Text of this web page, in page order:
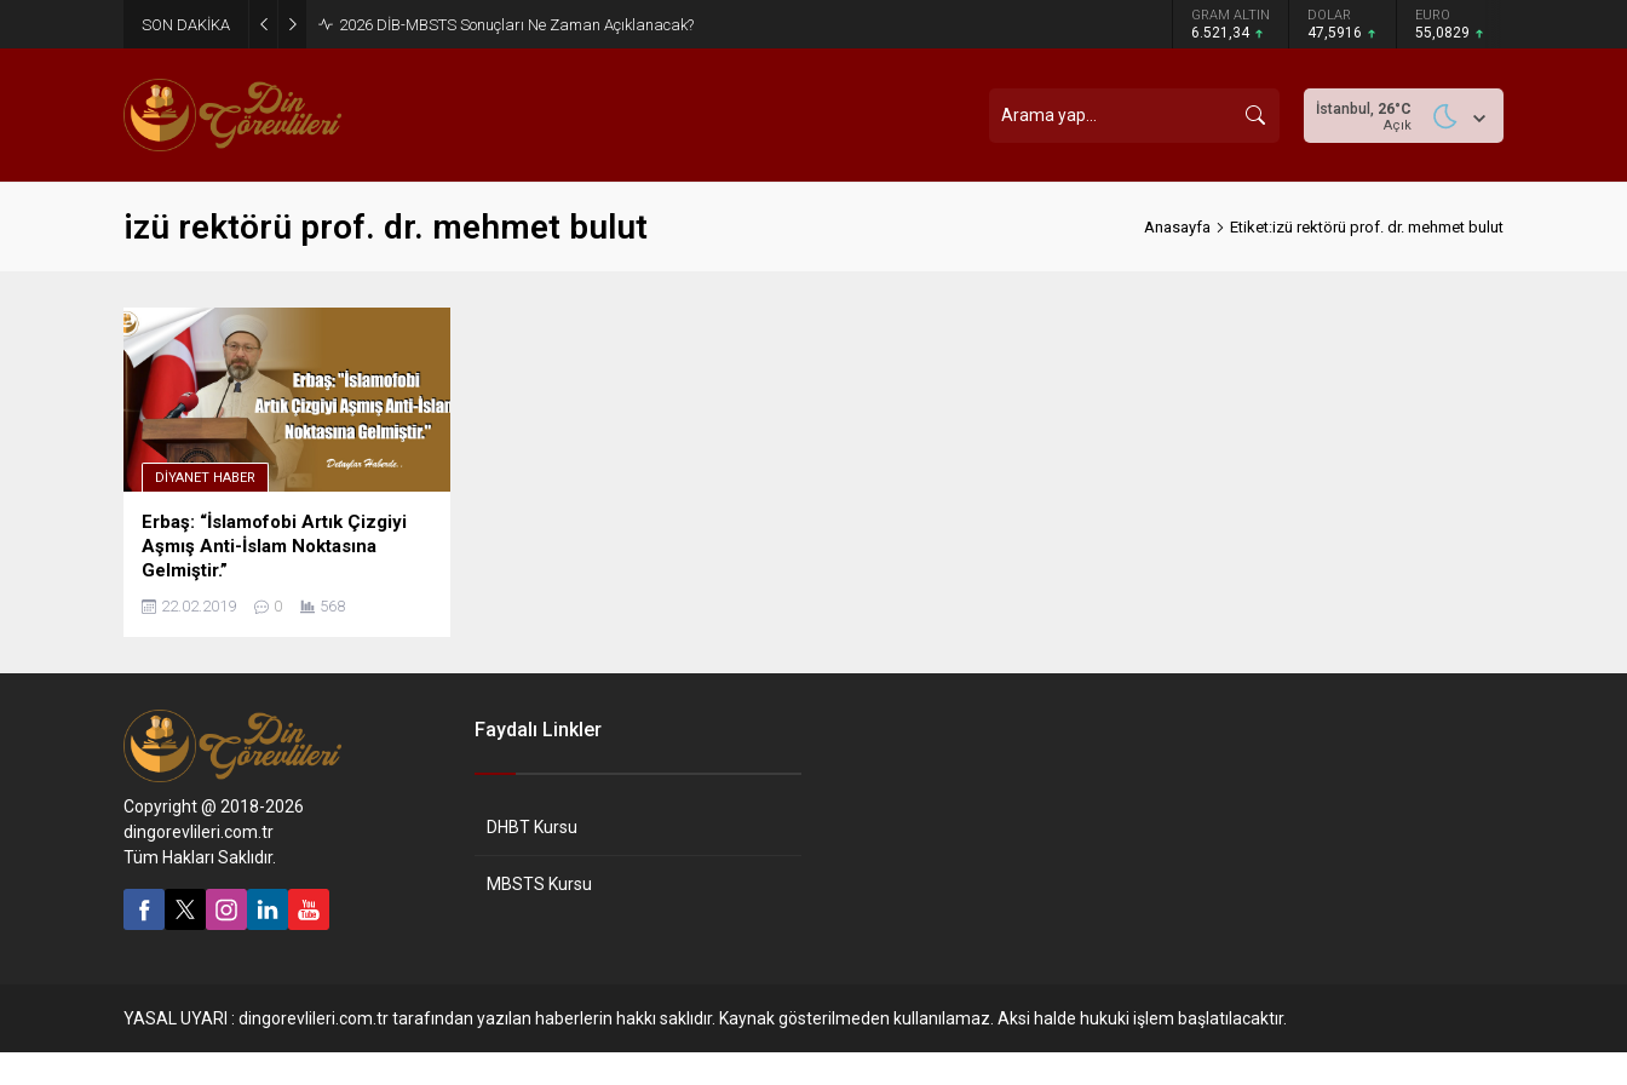
SON DAKİKA 2026 DİB-MBSTS Sonuçları Ne Zaman Açıklanacak? GRAM ALTIN
6.521,34
DOLAR
47,5916
EURO
55,0829
İstanbul, 26°C
Açık
izü rektörü prof. dr. mehmet bulut Anasayfa Etiket:izü rektörü prof. dr. mehmet bulut
DIYANET HABER
Erbaş: “İslamofobi Artık Çizgiyi
Aşmış Anti-İslam Noktasına
Gelmiştir.”
22.02.2019 0 568
Copyright @ 2018-2026
dingorevlileri.com.tr
Tüm Hakları Saklıdır.
Faydalı Linkler
DHBT Kursu
MBSTS Kursu
YASAL UYARI : dingorevlileri.com.tr tarafından yazılan haberlerin hakkı saklıdır. Kaynak gösterilmeden kullanılamaz. Aksi halde hukuki işlem başlatılacaktır.